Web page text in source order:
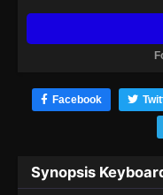
Facebook
Synopsis